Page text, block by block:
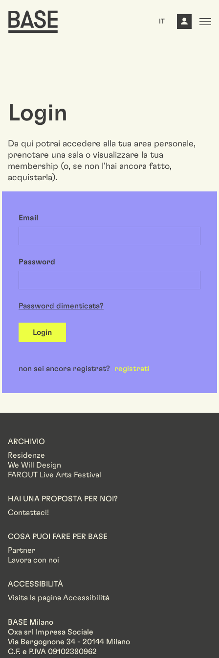
IT
Login
Da qui potrai accedere alla tua area personale,
prenotare una sala o visualizzare la tua
membership (o, se non l'hai ancora fatto,
acquistarla).
Email
Password
Password dimenticata?
Login
non sei ancora registrat? registrati
ARCHIVIO
Residenze
We Will Design
FAROUT Live Arts Festival
HAI UNA PROPOSTA PER NOI?
Contattaci!
COSA PUOI FARE PER BASE
Partner
Lavora con noi
ACCESSIBILITÀ
Visita la pagina Accessibilità
BASE Milano
Oxa srl Impresa Sociale
Via Bergognone 34 - 20144 Milano
C.F. e P.IVA 09102380962